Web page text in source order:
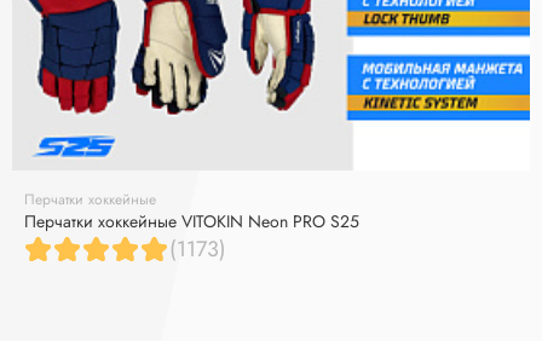
Перчатки хоккейные
Перчатки хоккейные VITOKIN Neon PRO S25
(1173)